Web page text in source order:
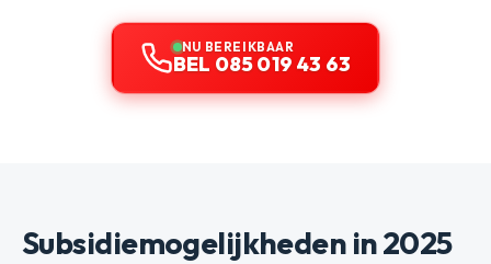
NU BEREIKBAAR
BEL 085 019 43 63
Subsidiemogelijkheden in 2025